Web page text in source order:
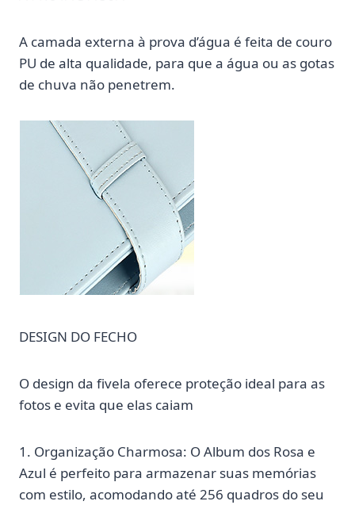
A camada externa à prova d’água é feita de couro
PU de alta qualidade, para que a água ou as gotas
de chuva não penetrem.
DESIGN DO FECHO
O design da fivela oferece proteção ideal para as
fotos e evita que elas caiam
1. Organização Charmosa: O Album dos Rosa e
Azul é perfeito para armazenar suas memórias
com estilo, acomodando até 256 quadros do seu